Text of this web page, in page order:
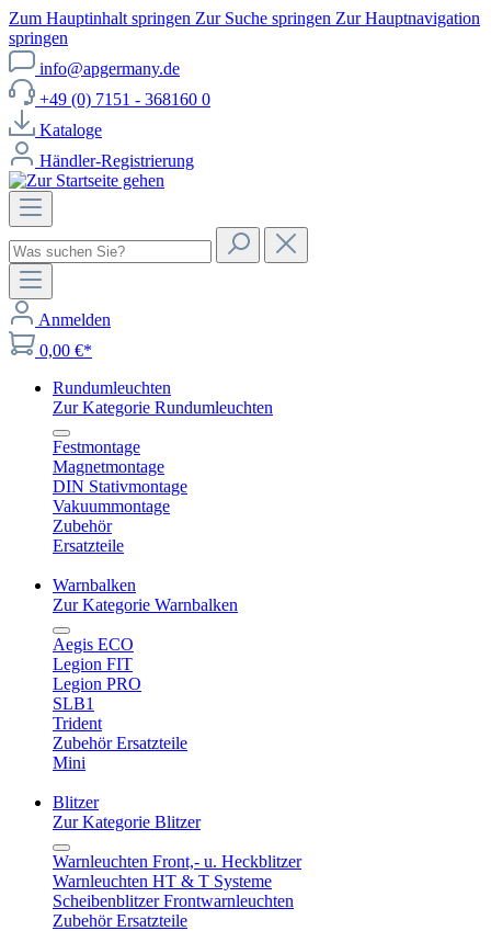
Zum Hauptinhalt springen Zur Suche springen Zur Hauptnavigation
springen
info@apgermany.de
+49 (0) 7151 - 368160 0
Kataloge
Händler-Registrierung
Anmelden
0,00 €*
Rundumleuchten
Zur Kategorie Rundumleuchten
Festmontage
Magnetmontage
DIN Stativmontage
Vakuummontage
Zubehör
Ersatzteile
Warnbalken
Zur Kategorie Warnbalken
Aegis ECO
Legion FIT
Legion PRO
SLB1
Trident
Zubehör Ersatzteile
Mini
Blitzer
Zur Kategorie Blitzer
Warnleuchten Front,- u. Heckblitzer
Warnleuchten HT & T Systeme
Scheibenblitzer Frontwarnleuchten
Zubehör Ersatzteile